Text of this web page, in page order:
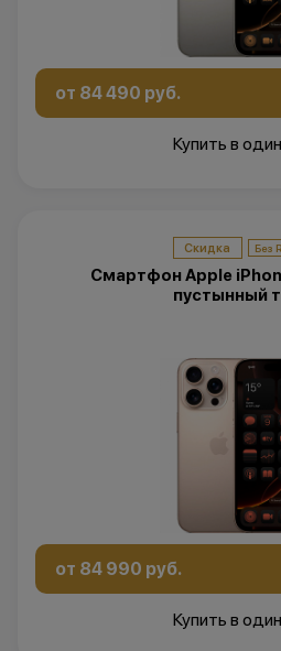
от 84 490 руб.
Купить в
Скидка
Смартфон Apple
пустынный
от 84 990 руб.
Купить в